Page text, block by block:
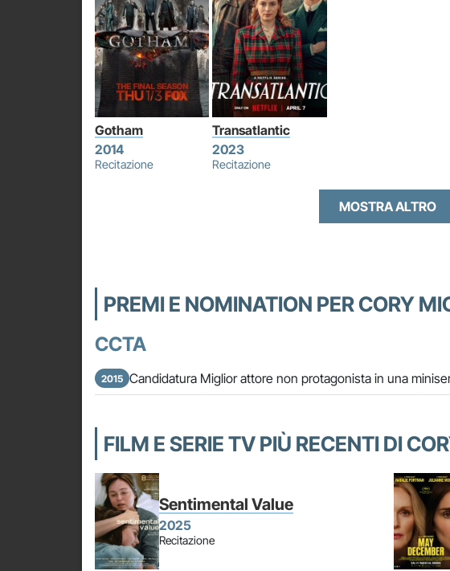
Gotham
2014
Recitazione
Transatlantic
2023
Recitazione
MOSTRA ALTRO
PREMI E NOMINATION PER CORY
CCTA
2015 Candidatura Miglior attore non protagonista in una
FILM E SERIE TV PIÙ RECENTI DI
Sentimental Value
2025
Recitazione